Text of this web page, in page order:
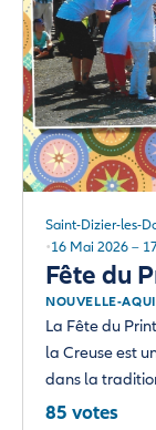
Saint-Dizier-les-
16 Mai 2026 –
Fête du
NOUVELLE-
La Fête du
la Creuse est
dans la
85 votes